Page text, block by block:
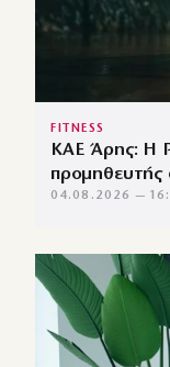
FITNESS
ΚΑΕ Άρης: Η
προμηθευτής
04.08.2026 —